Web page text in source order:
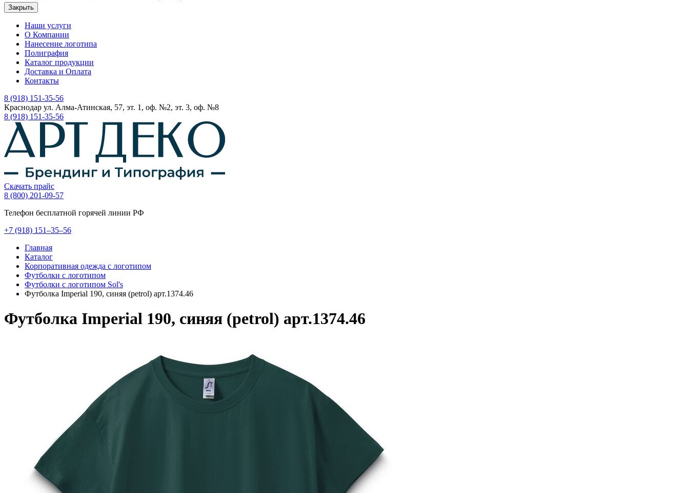
Закрыть
Наши услуги
О Компании
Нанесение логотипа
Полиграфия
Каталог продукции
Доставка и Оплата
Контакты
8 (918) 151-35-56
Краснодар ул. Алма-Атинская, 57, эт. 1, оф. №2, эт. 3, оф. №8
8 (918) 151-35-56
Скачать прайс
8 (800) 201-09-57
Телефон бесплатной горячей линии РФ
+7 (918) 151–35–56
Главная
Каталог
Корпоративная одежда с логотипом
Футболки с логотипом
Футболки с логотипом Sol's
Футболка Imperial 190, синяя (petrol) арт.1374.46
Футболка Imperial 190, синяя (petrol) арт.1374.46